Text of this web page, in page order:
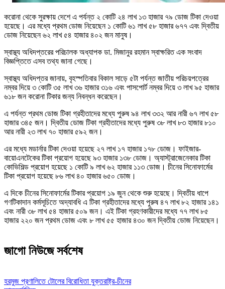
করোনা থেকে সুরক্ষায় দেশে এ পর্যন্ত ২ কোটি ২৪ লাখ ১৩ হাজার ৭৯ ডোজ টিকা দেওয়া
হয়েছে। এর মধ্যে প্রথম ডোজ নিয়েছেন ১ কোটি ৬১ লাখ ৫৮ হাজার ৬৭৭ এবং দ্বিতীয়
ডোজ নিয়েছেন ৬২ লাখ ৫৪ হাজার ৪০২ জন মানুষ।
স্বাস্থ্য অধিদপ্তরের পরিচালক অধ্যাপক ডা. মিজানুর রহমান স্বাক্ষরিত এক সংবাদ
বিজ্ঞপ্তিতে এসব তথ্য জানা গেছে।
স্বাস্থ্য অধিদপ্তর জানায়, বৃহস্পতিবার বিকাল সাড়ে ৫টা পর্যন্ত জাতীয় পরিচয়পত্রের
নম্বর দিয়ে ৩ কোটি ৩৫ লাখ ৩৬ হাজার ৩১৬ এবং পাসপোর্ট নম্বর দিয়ে ৩ লাখ ৯৫ হাজার
৬১৮ জন করোনা টিকার জন্য নিবন্ধন করেছেন।
এ পর্যন্ত প্রথম ডোজ টিকা গ্রহীতাদের মধ্যে পুরুষ ৯৪ লাখ ৩৩২ আর নারী ৬৭ লাখ ৫৮
হাজার ৩৪৫ জন। দ্বিতীয় ডোজ টিকা গ্রহীতাদের মধ্যে পুরুষ ৩৮ লাখ ৮৩ হাজার ৮১০
আর নারী ২৩ লাখ ৭০ হাজার ৫৯২ জন।
এর মধ্যে মডার্নার টিকা দেওয়া হয়েছে ২৭ লাখ ১৭ হাজার ১৭৮ ডোজ। ফাইজার-
বায়োএনটেকের টিকা প্রয়োগ হয়েছে ৯৩ হাজার ১৩৮ ডোজ। অ্যাস্ট্রাজেনেকার টিকা
কোভিশিল্ড প্রয়োগ হয়েছে ১ কোটি ৯ লাখ ৬২ হাজার ১১৩ ডোজ। চীনের সিনোফার্মের
টিকা প্রয়োগ হয়েছে ৮৬ লাখ ৪০ হাজার ৬৫০ ডোজ।
এ দিকে চীনের সিনোফার্মের টিকার প্রয়োগ ১৯ জুন থেকে শুরু হয়েছে। দ্বিতীয় ধাপে
গণটিকাদান কর্মসূচিতে অদ্যাবধি এ টিকা গ্রহীতাদের মধ্যে পুরুষ ৪৭ লাখ ৮২ হাজার ১৪১
এবং নারী ৩৮ লাখ ৫৪ হাজার ৫০৯ জন। এই টিকা গ্রহণকারীদের মধ্যে ৭৭ লাখ ৮৫
হাজার ২২০ জন প্রথম ডোজ এবং ৮ লাখ ৫৫ হাজার ৪৩০ জন দ্বিতীয় ডোজ নিয়েছেন।
জাগো নিউজে সর্বশেষ
হরমুজ প্রণালিতে টোলের বিরোধিতা যুক্তরাষ্ট্র-চীনের